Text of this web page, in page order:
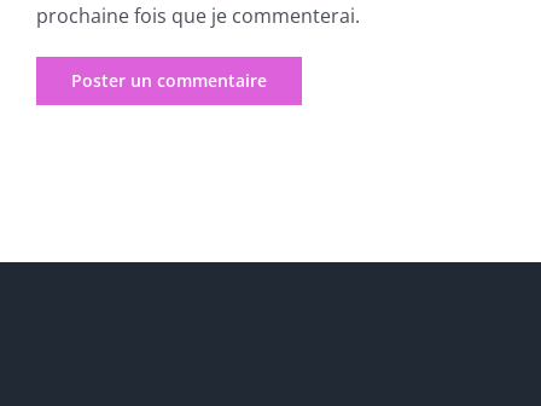
prochaine fois que je commenterai.